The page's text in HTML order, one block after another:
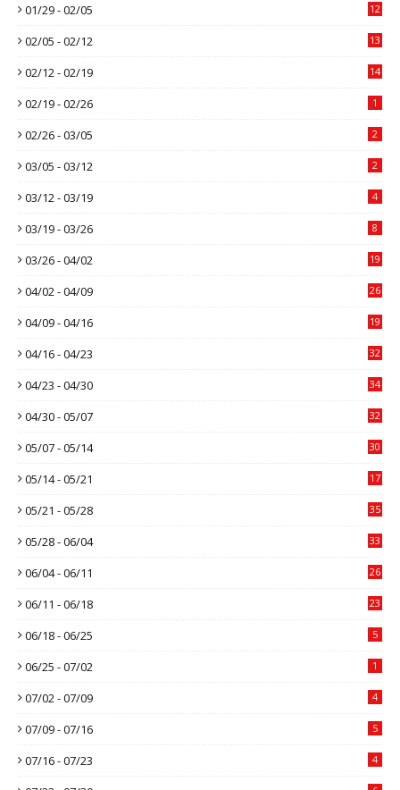
01/29 - 02/05 12
02/05 - 02/12 13
02/12 - 02/19 14
02/19 - 02/26 1
02/26 - 03/05 2
03/05 - 03/12 2
03/12 - 03/19 4
03/19 - 03/26 8
03/26 - 04/02 19
04/02 - 04/09 26
04/09 - 04/16 19
04/16 - 04/23 32
04/23 - 04/30 34
04/30 - 05/07 32
05/07 - 05/14 30
05/14 - 05/21 17
05/21 - 05/28 35
05/28 - 06/04 33
06/04 - 06/11 26
06/11 - 06/18 23
06/18 - 06/25 5
06/25 - 07/02 1
07/02 - 07/09 4
07/09 - 07/16 5
07/16 - 07/23 4